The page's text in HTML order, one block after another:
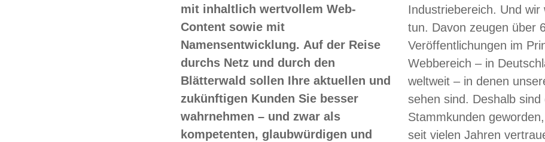
mit inhaltlich wertvollem Web-
Content sowie mit
Namensentwicklung. Auf der Reise
durchs Netz und durch den
Blätterwald sollen Ihre aktuellen und
zukünftigen Kunden Sie besser
wahrnehmen – und zwar als
kompetenten, glaubwürdigen und
Industriebereich. Und wir
tun. Davon zeugen über
Veröffentlichungen im
Webbereich – in
weltweit – in denen
sehen sind. Deshalb sind
Stammkunden
seit vielen Jahren